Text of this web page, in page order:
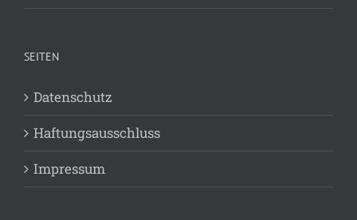
SEITEN
Datenschutz
Haftungsausschluss
Impressum